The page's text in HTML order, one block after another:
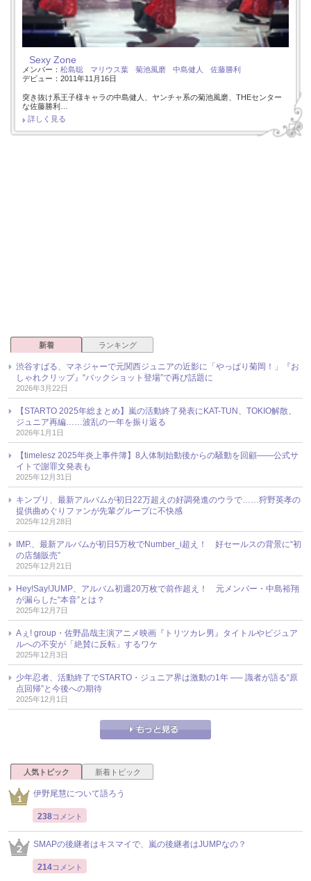
Sexy Zone
メンバー： 松島聡 マリウス葉 菊池風磨 中島健人
佐藤勝利
デビュー：2011年11月16日
突き抜け系王子様キャラの中島健人、ヤンチャ系の菊池風磨、THEセンター
な佐藤勝利…
詳しく見る
新着 ランキング
渋谷すばる、マネジャーで元関西ジュニアの近影に「やっぱり菊岡！」『お
しゃれクリップ』“バックショット登場”で再び話題に
2026年3月22日
【STARTO 2025年総まとめ】嵐の活動終了発表にKAT-TUN、TOKIO解散、
ジュニア再編……波乱の一年を振り返る
2026年1月1日
【timelesz 2025年炎上事件簿】8人体制始動後からの騒動を回顧――公式サ
イトで謝罪文発表も
2025年12月31日
キンプリ、最新アルバムが初日22万超えの好調発進のウラで……狩野英孝の
提供曲めぐりファンが先輩グループに不快感
2025年12月28日
IMP.、最新アルバムが初日5万枚でNumber_i超え！ 好セールスの背景に“初
の店舗販売”
2025年12月21日
Hey!Say!JUMP、アルバム初週20万枚で前作超え！ 元メンバー・中島裕翔
が漏らした“本音”とは？
2025年12月7日
Aぇ! group・佐野晶哉主演アニメ映画『トリツカレ男』タイトルやビジュア
ルへの不安が「絶賛に反転」するワケ
2025年12月3日
少年忍者、活動終了でSTARTO・ジュニア界は激動の1年 ── 識者が語る“原
点回帰”と今後への期待
2025年12月1日
人気トピック 新着トピック
伊野尾慧について語ろう
238コメント
SMAPの後継者はキスマイで、嵐の後継者はJUMPなの？
214コメント